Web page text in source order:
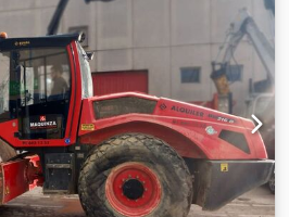
correcto. Se presenta
para trabajar desde el
optimizar tu inversión con
Peso de servicio: 2.580 kg
Ligera Anchura de
de tambor: 700 mm
l CE